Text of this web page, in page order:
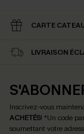
CARTE
LIVRAISON
Inscrivez-vous
ACHETÉS! *Un code
soumettant votre